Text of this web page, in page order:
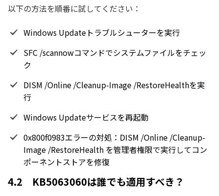
以下の方法を順番に試してください：
Windows Updateトラブルシューターを実行
SFC /scannowコマンドでシステムファイルをチェッ
ク
DISM /Online /Cleanup-Image /RestoreHealthを実
行
Windows Updateサービスを再起動
0x800f0983エラーの対処：DISM /Online /Cleanup-
Image /RestoreHealth を管理者権限で実行してコン
ポーネントストアを修復
4.2 KB5063060は誰でも適用すべき？